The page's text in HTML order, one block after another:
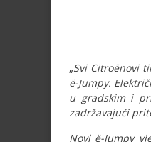
„Svi Citroënovi
ë-Jumpy.
u gradskim i
zadržavajući
Novi ë-Jumpy